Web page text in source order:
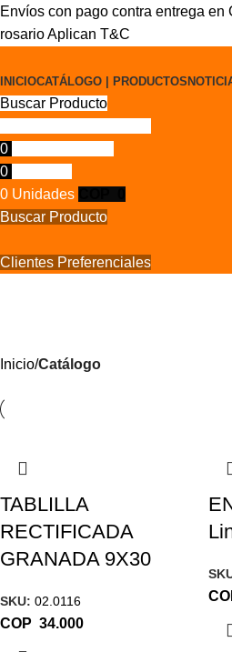
Envíos con pago contra entrega en
rosario Aplican T&C
INICIOCATÁLOGO | PRODUCTOS
Buscar Producto
0
0
0 Unidades
Buscar Producto
Clientes Preferenciales
Inicio Catálogo
TABLILLA
RECTIFICADA
GRANADA 9X30
SKU: 02.0116
COP